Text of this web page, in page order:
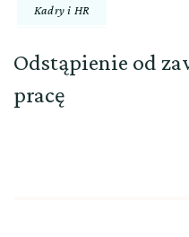
Kadry i HR
Odstąpienie od
pracę